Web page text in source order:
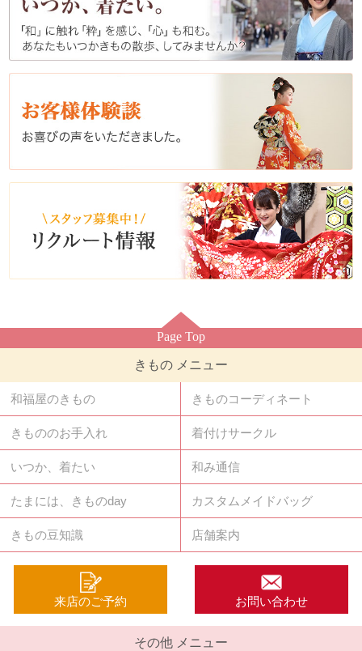
Page Top
きもの メニュー
和福屋のきもの きものコーディネート
きもののお手入れ 着付けサークル
いつか、着たい 和み通信
たまには、きものday カスタムメイドバッグ
きもの豆知識 店舗案内
来店のご予約 お問い合わせ
その他 メニュー